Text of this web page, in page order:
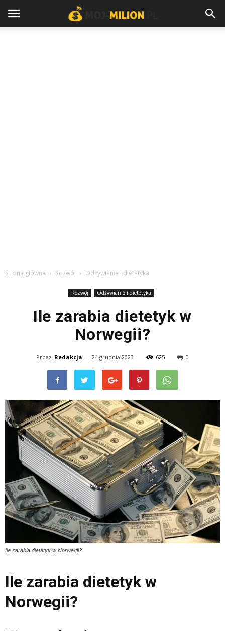
Strona główna Rozwój Odżywianie i dietetyka
Rozwój Odżywianie i dietetyka
Ile zarabia dietetyk w
Norwegii?
Przez Redakcja - 24 grudnia 2023 625 0
Ile zarabia dietetyk w Norwegii?
Ile zarabia dietetyk w
Norwegii?